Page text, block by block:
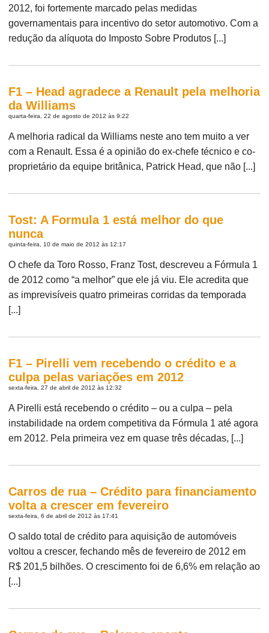
2012, foi fortemente marcado pelas medidas
governamentais para incentivo do setor automotivo. Com a
redução da alíquota do Imposto Sobre Produtos [...]
F1 – Head agradece a Renault pela melhoria
da Williams
quarta-feira, 22 de agosto de 2012 às 9:22
A melhoria radical da Williams neste ano tem muito a ver
com a Renault. Essa é a opinião do ex-chefe técnico e co-
proprietário da equipe britânica, Patrick Head, que não [...]
Tost: A Formula 1 está melhor do que
nunca
quinta-feira, 10 de maio de 2012 às 12:17
O chefe da Toro Rosso, Franz Tost, descreveu a Fórmula 1
de 2012 como “a melhor” que ele já viu. Ele acredita que
as imprevisíveis quatro primeiras corridas da temporada
[...]
F1 – Pirelli vem recebendo o crédito e a
culpa pelas variações em 2012
sexta-feira, 27 de abril de 2012 às 12:32
A Pirelli está recebendo o crédito – ou a culpa – pela
instabilidade na ordem competitiva da Fórmula 1 até agora
em 2012. Pela primeira vez em quase três décadas, [...]
Carros de rua – Crédito para financiamento
volta a crescer em fevereiro
sexta-feira, 6 de abril de 2012 às 17:41
O saldo total de crédito para aquisição de automóveis
voltou a crescer, fechando mês de fevereiro de 2012 em
R$ 201,5 bilhões. O crescimento foi de 6,6% em relação ao
[...]